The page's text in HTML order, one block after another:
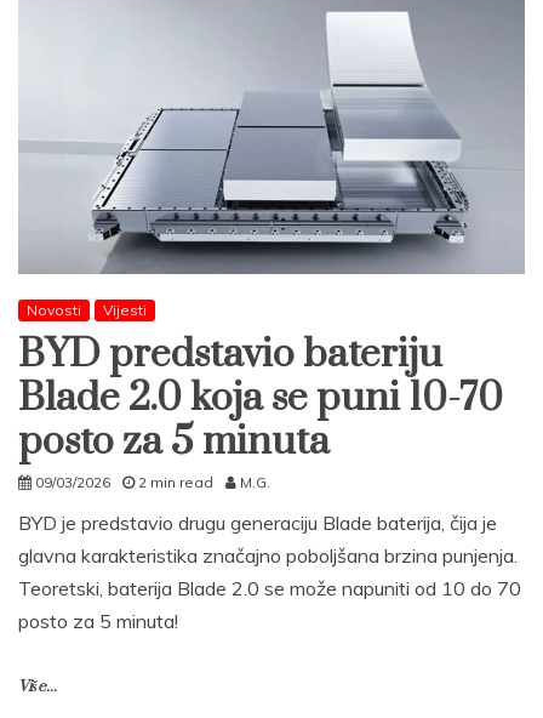
Novosti Vijesti
BYD predstavio bateriju
Blade 2.0 koja se puni 10-70
posto za 5 minuta
09/03/2026 2 min read M.G.
BYD je predstavio drugu generaciju Blade baterija, čija je
glavna karakteristika značajno poboljšana brzina punjenja.
Teoretski, baterija Blade 2.0 se može napuniti od 10 do 70
posto za 5 minuta!
Više...